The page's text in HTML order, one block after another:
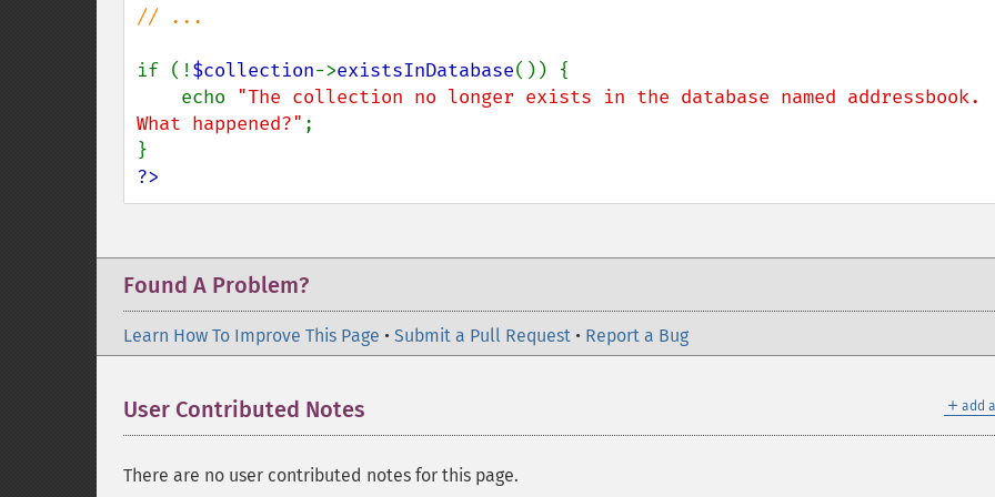
// ...
if (!$collection->existsInDatabase()) {
    echo
"The collection no longer exists in the database named addressbook.
What happened?" ;
?>
Found A Problem?
Learn How To Improve This Page • Submit a Pull Request • Report a Bug
＋ add
User Contributed Notes
There are no user contributed notes for this page.